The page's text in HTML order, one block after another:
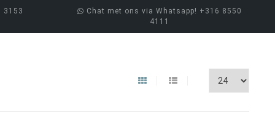
3153
Chat met ons via Whatsapp! +316 8550
4111